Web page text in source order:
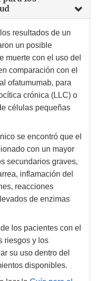
resultados de un
un posible
muerte con el uso del
comparación con el
ofatumumab, para
crónica (LLC) o
células pequeñas
se encontró que el
con un mayor
secundarios graves,
inflamación del
reacciones
de enzimas
los pacientes con el
riesgos y los
su uso dentro del
disponibles.